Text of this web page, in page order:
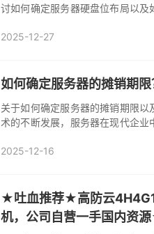
讨如何确定服务器硬盘位布局以及
接下来，我们将深入探讨如何评
2025-12-27
如何确定服务器的摊销期
关于如何确定服务器的摊销期限
术的不断发展，服务器在现代企业
的摊销期限、服务器数量以及配
2025-12-16
★吐血推荐★高防云
机，公司自营一手国内资